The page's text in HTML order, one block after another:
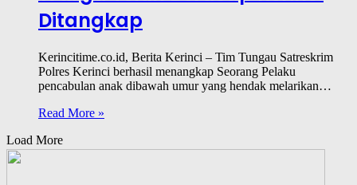
Ditangkap
Kerincitime.co.id, Berita Kerinci – Tim Tungau Satreskrim
Polres Kerinci berhasil menangkap Seorang Pelaku
pencabulan anak dibawah umur yang hendak melarikan…
Read More »
Load More